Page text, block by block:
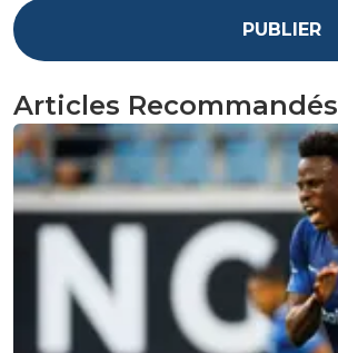
PUBLIER
Articles Recommandés